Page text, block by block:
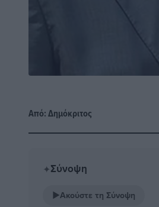
Από:Δημόκριτος
✦Σύνοψη
▶Ακούστε τη Σύνοψη